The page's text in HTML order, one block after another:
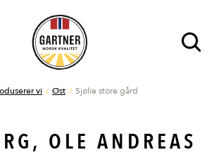
vi Øst Sjølie store gård
OLE ANDREAS